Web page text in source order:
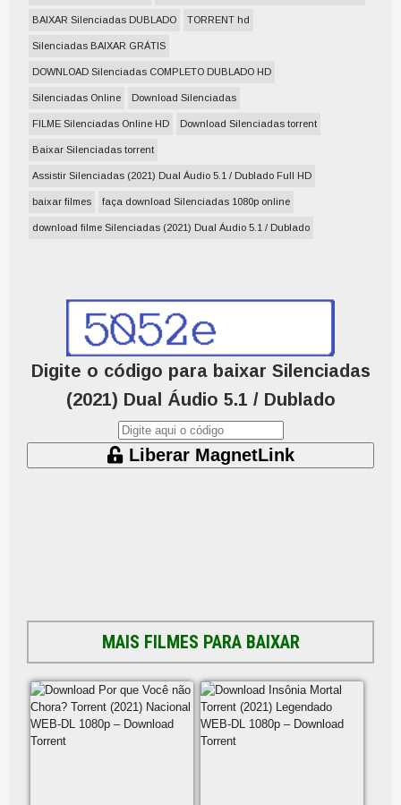
BAIXAR Silenciadas DUBLADO TORRENT hd
Silenciadas BAIXAR GRÁTIS
DOWNLOAD Silenciadas COMPLETO DUBLADO HD
Silenciadas Online Download Silenciadas
FILME Silenciadas Online HD Download Silenciadas torrent
Baixar Silenciadas torrent
Assistir Silenciadas (2021) Dual Áudio 5.1 / Dublado Full HD
baixar filmes faça download Silenciadas 1080p online
download filme Silenciadas (2021) Dual Áudio 5.1 / Dublado
Digite o código para baixar Silenciadas
(2021) Dual Áudio 5.1 / Dublado
Liberar MagnetLink
MAIS FILMES PARA BAIXAR